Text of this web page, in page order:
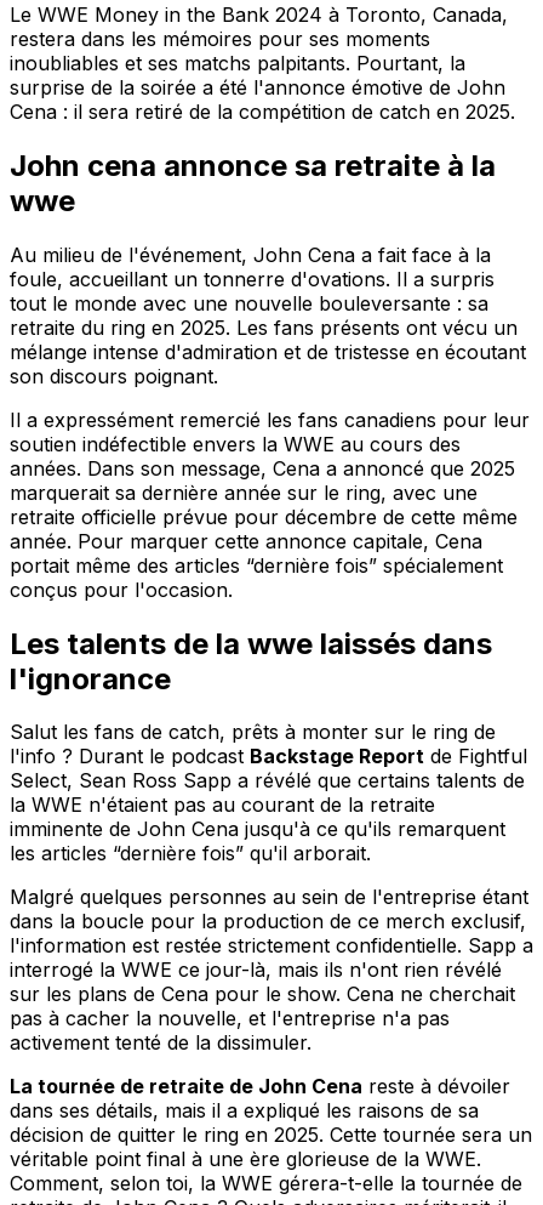
Le WWE Money in the Bank 2024 à Toronto, Canada,
restera dans les mémoires pour ses moments
inoubliables et ses matchs palpitants. Pourtant, la
surprise de la soirée a été l'annonce émotive de John
Cena : il sera retiré de la compétition de catch en 2025.
John cena annonce sa retraite à la
wwe
Au milieu de l'événement, John Cena a fait face à la
foule, accueillant un tonnerre d'ovations. Il a surpris
tout le monde avec une nouvelle bouleversante : sa
retraite du ring en 2025. Les fans présents ont vécu un
mélange intense d'admiration et de tristesse en écoutant
son discours poignant.
Il a expressément remercié les fans canadiens pour leur
soutien indéfectible envers la WWE au cours des
années. Dans son message, Cena a annoncé que 2025
marquerait sa dernière année sur le ring, avec une
retraite officielle prévue pour décembre de cette même
année. Pour marquer cette annonce capitale, Cena
portait même des articles “dernière fois” spécialement
conçus pour l'occasion.
Les talents de la wwe laissés dans
l'ignorance
Salut les fans de catch, prêts à monter sur le ring de
l'info ? Durant le podcast Backstage Report de Fightful
Select, Sean Ross Sapp a révélé que certains talents de
la WWE n'étaient pas au courant de la retraite
imminente de John Cena jusqu'à ce qu'ils remarquent
les articles “dernière fois” qu'il arborait.
Malgré quelques personnes au sein de l'entreprise étant
dans la boucle pour la production de ce merch exclusif,
l'information est restée strictement confidentielle. Sapp a
interrogé la WWE ce jour-là, mais ils n'ont rien révélé
sur les plans de Cena pour le show. Cena ne cherchait
pas à cacher la nouvelle, et l'entreprise n'a pas
activement tenté de la dissimuler.
La tournée de retraite de John Cena reste à dévoiler
dans ses détails, mais il a expliqué les raisons de sa
décision de quitter le ring en 2025. Cette tournée sera un
véritable point final à une ère glorieuse de la WWE.
Comment, selon toi, la WWE gérera-t-elle la tournée de